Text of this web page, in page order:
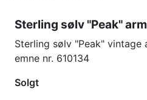
Sterling sølv "Peak"
Sterling sølv "Peak"
emne nr. 610134
Solgt